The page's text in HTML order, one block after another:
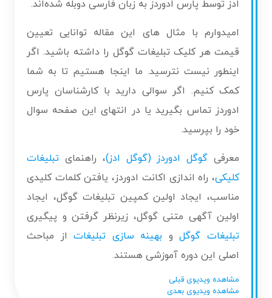
ادز توسط پارس ادوردز به زبان فارسی دوبله شده‌اند.
امیدوارم با مثال های این مقاله توانایی تعیین
قیمت هر کلیک تبلیغات گوگل را داشته باشید. اگر
اینطور نیست نترسید. ما اینجا هستیم تا به شما
کمک کنیم. اگر سوالی دارید با کارشناسان پارس
ادوردز تماس بگیرید یا در انتهای این صفحه سوال
خود را بپرسید.
معرفی گوگل ادوردز (گوگل ادز)، راهنمای تبلیغات
کلیکی، راه اندازی اکانت ادوردز، یافتن کلمات کلیدی
مناسب، ایجاد اولین کمپین تبلیغات گوگل، ایجاد
اولین آگهی متنی گوگل، زیرنظر گرفتن و پیگیری
تبلیغات گوگلو بهینه سازی تبلیغاتاز مباحث
اصلی این دوره آموزشی هستند.
مشاهده ویدیوی قبلی
مشاهده ویدیوی بعدی